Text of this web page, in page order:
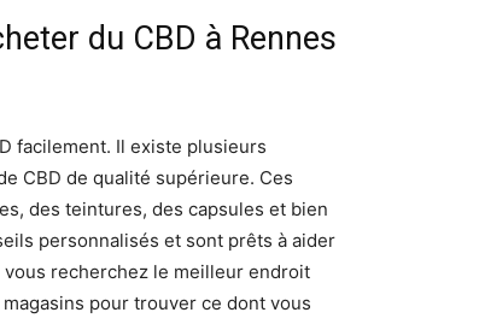
du CBD à Rennes
facilement. Il existe plusieurs
CBD de qualité supérieure. Ces
des teintures, des capsules et bien
personnalisés et sont prêts à aider
recherchez le meilleur endroit
pour trouver ce dont vous